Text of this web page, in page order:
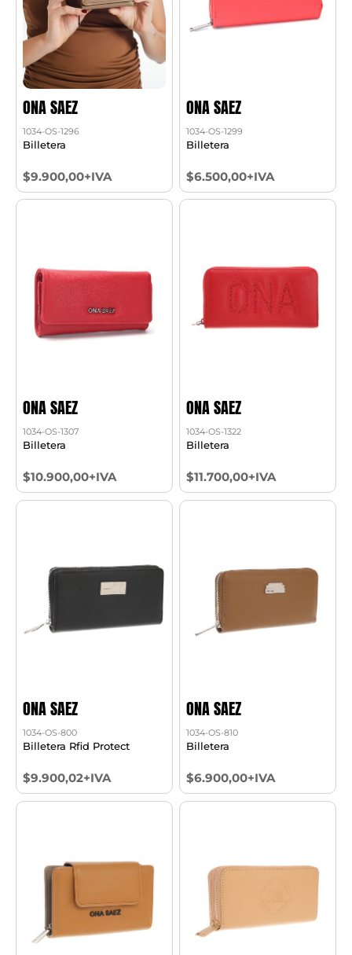
ONA SAEZ
1034-OS-1296
Billetera
$9.900,00+IVA
ONA SAEZ
1034-OS-1299
Billetera
$6.500,00+IVA
ONA SAEZ
1034-OS-1307
Billetera
$10.900,00+IVA
ONA SAEZ
1034-OS-1322
Billetera
$11.700,00+IVA
ONA SAEZ
1034-OS-800
Billetera Rfid Protect
$9.900,02+IVA
ONA SAEZ
1034-OS-810
Billetera
$6.900,00+IVA